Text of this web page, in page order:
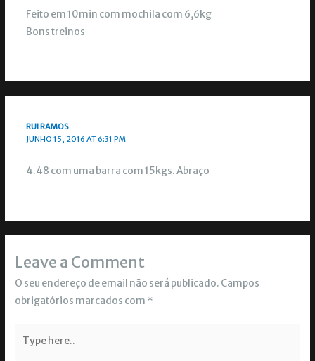
Feito em 10min com mochila com 6,6kg
Bons treinos
RUI RAMOS
JUNHO 15, 2016 AT 6:31 PM
4.48 com uma barra com 15kgs. Abraço
Leave a Comment
O seu endereço de email não será publicado. Campos
obrigatórios marcados com *